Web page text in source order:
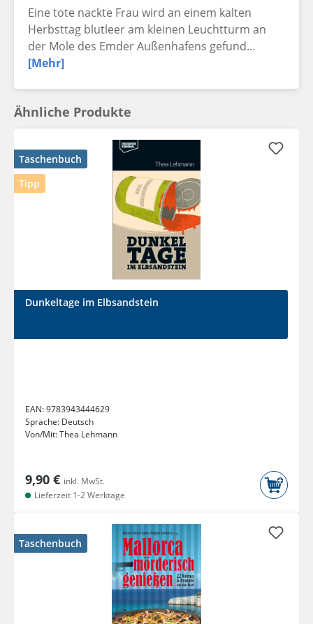
Eine tote nackte Frau wird an einem kalten
Herbsttag blutleer am kleinen Leuchtturm an
der Mole des Emder Außenhafens gefund…
[Mehr]
Ähnliche Produkte
Taschenbuch
Tipp
Dunkeltage im Elbsandstein
EAN:9783943444629
Sprache: Deutsch
Von/Mit:Thea Lehmann
9,90 € inkl. MwSt.
Lieferzeit 1-2 Werktage
Taschenbuch